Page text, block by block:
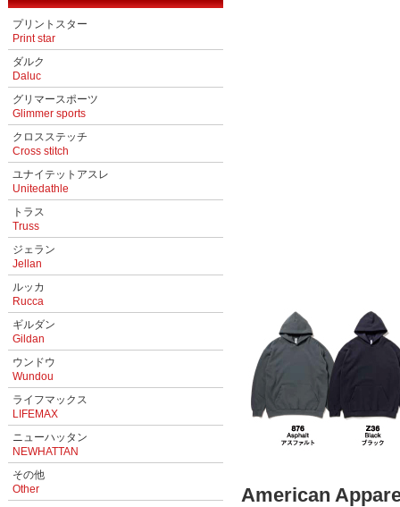
プリントスター
Print star
ダルク
Daluc
グリマースポーツ
Glimmer sports
クロスステッチ
Cross stitch
ユナイテットアスレ
Unitedathle
トラス
Truss
ジェラン
Jellan
ルッカ
Rucca
ギルダン
Gildan
ウンドウ
Wundou
ライフマックス
LIFEMAX
ニューハッタン
NEWHATTAN
その他
Other
American